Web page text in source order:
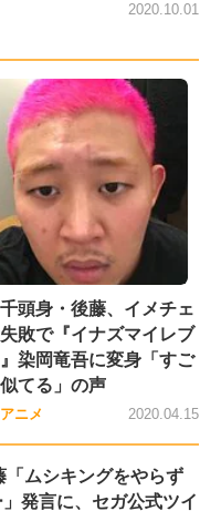
2020.10.01
頭身・後藤、イメチェ
敗で『イナズマイレブ
染岡竜吾に変身「すご
てる」の声
アニメ 2020.04.15
「ムシキングをやらず
発言に、セガ公式ツイ